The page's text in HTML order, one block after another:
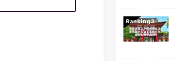
Ranking